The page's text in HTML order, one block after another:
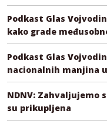
Podkast Glas
kako grade
Podkast Glas
nacionalnih manjina
NDNV: Zahvaljujemo
su prikupljena